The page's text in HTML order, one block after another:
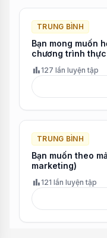
TRUNG BÌNH
Bạn mong muốn
chương trình
bar_chart127 lần luyện tập
TRUNG BÌNH
Bạn muốn theo
marketing)
bar_chart121 lần luyện tập